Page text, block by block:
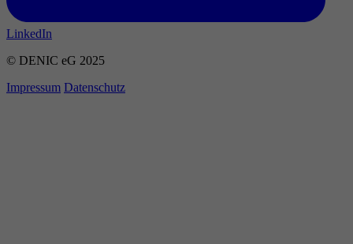
LinkedIn
© DENIC eG 2025
Impressum Datenschutz